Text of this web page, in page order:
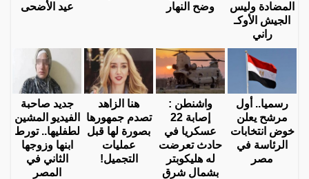
المضادة وليس
الجيش الأوكـ
راني
وضح النهار
عيد الأضحى
رسميا.. أول
مرشح يعلن
خوض انتخابات
الرئاسة في
مصر
واشنطن :
إصابة 22
عسكريا في
حادث تعرضت
له هليكوبتر
بشمال شرق
هنا الزاهد
تصدم جمهورها
بصورة لها قبل
عمليات
التجميل!
جديد صاحبة
الفيديو المشين
لطفليها.. تورط
ابنها وزوجها
الثاني في
المصر